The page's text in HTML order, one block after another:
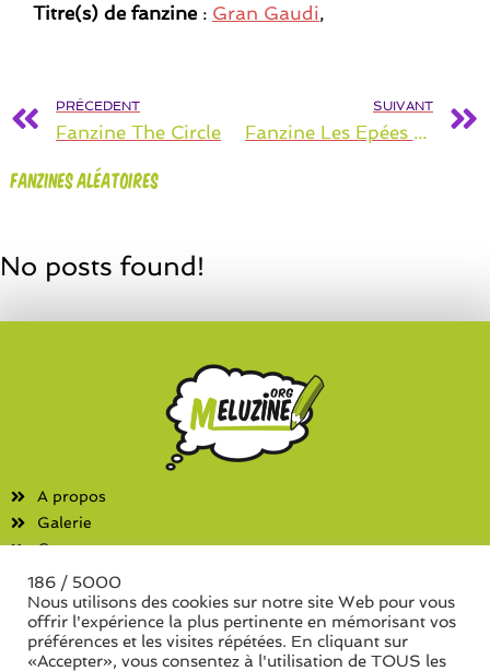
Titre(s) de fanzine : Gran Gaudi,
PRÉCEDENT
Fanzine The Circle
SUIVANT
Fanzine Les Epées Du Pouvoir
Fanzines aléatoires
No posts found!
A propos
Galerie
Contact
Fanzines
Liste des associations
Liste des séries de fanzine
186 / 5000
Nous utilisons des cookies sur notre site Web pour vous
offrir l'expérience la plus pertinente en mémorisant vos
préférences et les visites répétées. En cliquant sur
«Accepter», vous consentez à l'utilisation de TOUS les